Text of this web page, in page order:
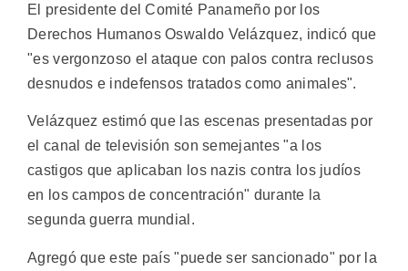
El presidente del Comité Panameño por los
Derechos Humanos Oswaldo Velázquez, indicó que
"es vergonzoso el ataque con palos contra reclusos
desnudos e indefensos tratados como animales".
Velázquez estimó que las escenas presentadas por
el canal de televisión son semejantes "a los
castigos que aplicaban los nazis contra los judíos
en los campos de concentración" durante la
segunda guerra mundial.
Agregó que este país "puede ser sancionado" por la